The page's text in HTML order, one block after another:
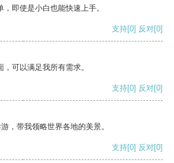
即使是小白也能快速上手。
支持[0] 反对[0]
可以满足我所有需求。
支持[0] 反对[0]
，带我领略世界各地的美景。
支持[0] 反对[0]